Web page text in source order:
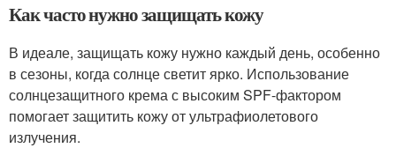
Как часто нужно защищать кожу
В идеале, защищать кожу нужно каждый день, особенно
в сезоны, когда солнце светит ярко. Использование
солнцезащитного крема с высоким SPF-фактором
помогает защитить кожу от ультрафиолетового
излучения.